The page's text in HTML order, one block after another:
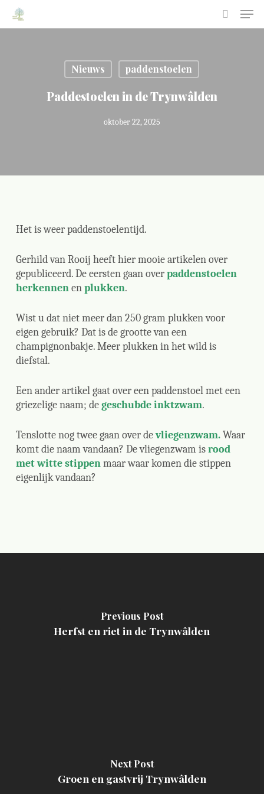
Skip
search
Nieuws paddenstoelen
Paddestoelen in de Trynwâlden
oktober 22, 2025
Het is weer paddenstoelentijd.
Gerhild van Rooij heeft hier mooie artikelen over
gepubliceerd. De eersten gaan overpaddenstoelen
herkennenenplukken.
Wist u dat niet meer dan 250 gram plukken voor
eigen gebruik? Dat is de grootte van een
champignonbakje. Meer plukken in het wild is
diefstal.
Een ander artikel gaat over een paddenstoel met een
griezelige naam; degeschubde inktzwam.
Tenslotte nog twee gaan over devliegenzwam.Waar
komt die naam vandaan? De vliegenzwam isrood
met witte stippenmaar waar komen die stippen
eigenlijk vandaan?
Previous Post
Herfst en riet in de Trynwâlden
Next Post
Groen en gastvrij Trynwâlden